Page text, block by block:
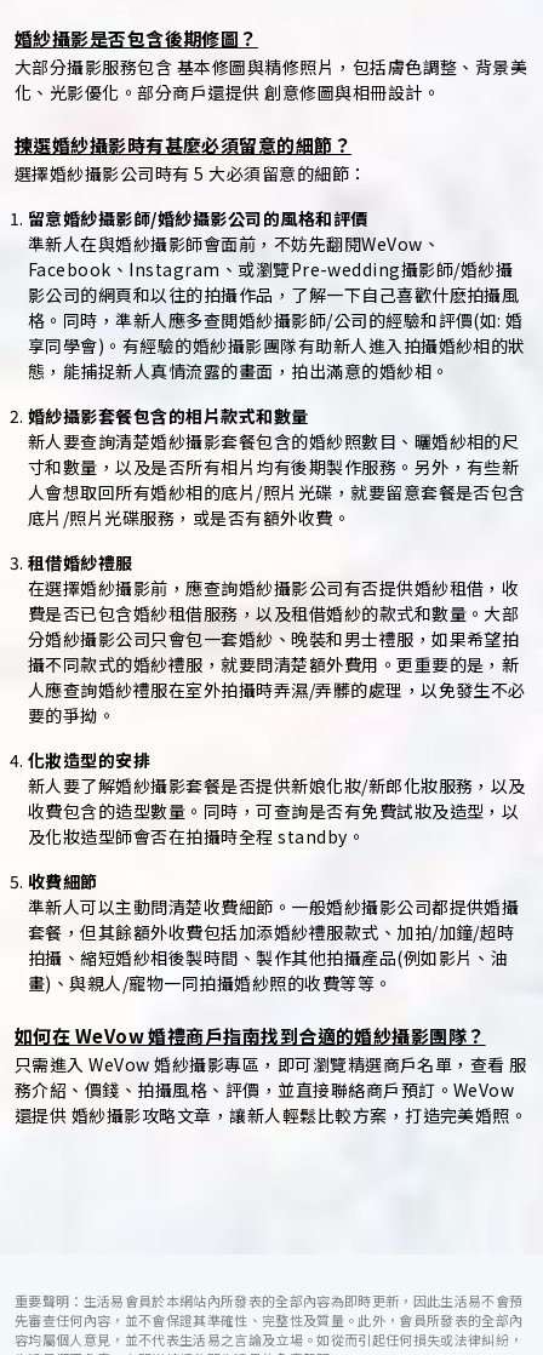
婚紗攝影是否包含後期修圖？
大部分攝影服務包含 基本修圖與精修照片，包括膚色調整、背景美
化、光影優化。部分商戶還提供 創意修圖與相冊設計。
揀選婚紗攝影時有甚麼必須留意的細節？
選擇婚紗攝影公司時有 5 大必須留意的細節：
留意婚紗攝影師/婚紗攝影公司的風格和評價
準新人在與婚紗攝影師會面前，不妨先翻閱WeVow、
Facebook、Instagram、或瀏覽Pre-wedding攝影師/婚紗攝
影公司的網頁和以往的拍攝作品，了解一下自己喜歡什麽拍攝風
格。同時，準新人應多查閲婚紗攝影師/公司的經驗和評價(如: 婚
享同學會)。有經驗的婚紗攝影團隊有助新人進入拍攝婚紗相的狀
態，能捕捉新人真情流露的畫面，拍出滿意的婚紗相。
婚紗攝影套餐包含的相片款式和數量
新人要查詢清楚婚紗攝影套餐包含的婚紗照數目、曬婚紗相的尺
寸和數量，以及是否所有相片均有後期製作服務。另外，有些新
人會想取回所有婚紗相的底片/照片光碟，就要留意套餐是否包含
底片/照片光碟服務，或是否有額外收費。
租借婚紗禮服
在選擇婚紗攝影前，應查詢婚紗攝影公司有否提供婚紗租借，收
費是否已包含婚紗租借服務，以及租借婚紗的款式和數量。大部
分婚紗攝影公司只會包一套婚紗、晚裝和男士禮服，如果希望拍
攝不同款式的婚紗禮服，就要問清楚額外費用。更重要的是，新
人應查詢婚紗禮服在室外拍攝時弄濕/弄髒的處理，以免發生不必
要的爭拗。
化妝造型的安排
新人要了解婚紗攝影套餐是否提供新娘化妝/新郎化妝服務，以及
收費包含的造型數量。同時，可查詢是否有免費試妝及造型，以
及化妝造型師會否在拍攝時全程 standby。
收費細節
準新人可以主動問清楚收費細節。一般婚紗攝影公司都提供婚攝
套餐，但其餘額外收費包括加添婚紗禮服款式、加拍/加鐘/超時
拍攝、縮短婚紗相後製時間、製作其他拍攝產品(例如影片、油
畫)、與親人/寵物一同拍攝婚紗照的收費等等。
如何在 WeVow 婚禮商戶指南找到合適的婚紗攝影團隊？
只需進入 WeVow 婚紗攝影專區，即可瀏覽精選商戶名單，查看 服
務介紹、價錢、拍攝風格、評價，並直接聯絡商戶預訂。WeVow
還提供 婚紗攝影攻略文章，讓新人輕鬆比較方案，打造完美婚照。
重要聲明：生活易會員於本網站內所發表的全部內容為即時更新，因此生活易不會預
先審查任何內容，並不會保證其準確性、完整性及質量。此外，會員所發表的全部內
容均屬個人意見，並不代表生活易之言論及立場。如從而引起任何損失或法律糾紛，